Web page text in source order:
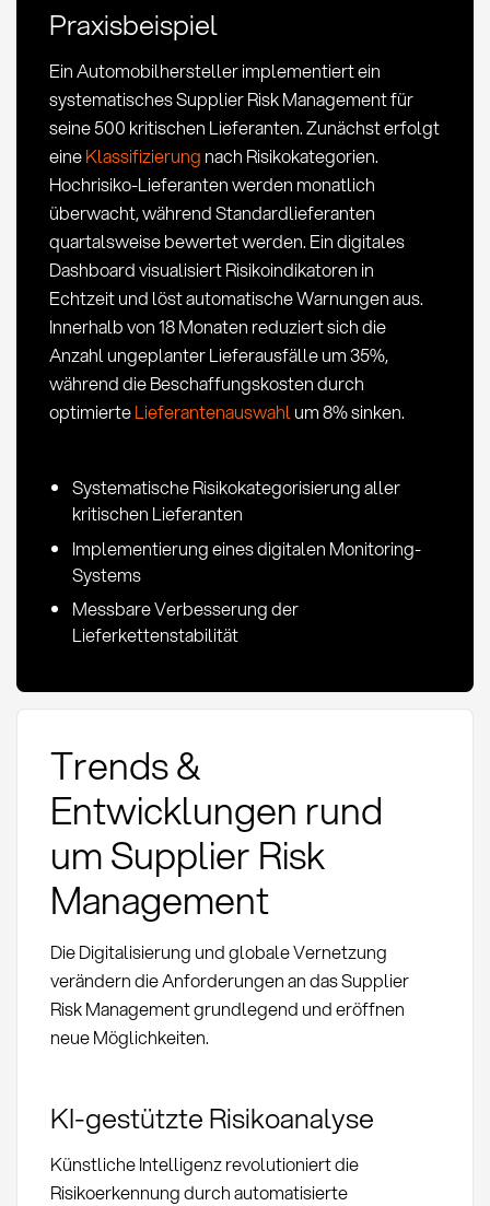
und
KPIs
im
Einkauf
Praxisbeispiel
Ein Automobilhersteller implementiert ein
systematisches Supplier Risk Management für
seine 500 kritischen Lieferanten. Zunächst erfolgt
eineKlassifizierung nach Risikokategorien.
Hochrisiko-Lieferanten werden monatlich
überwacht, während Standardlieferanten
quartalsweise bewertet werden. Ein digitales
Dashboard visualisiert Risikoindikatoren in
Echtzeit und löst automatische Warnungen aus.
Innerhalb von 18 Monaten reduziert sich die
Anzahl ungeplanter Lieferausfälle um 35%,
während die Beschaffungskosten durch
optimierteLieferantenauswahlum 8% sinken.
Systematische Risikokategorisierung aller
kritischen Lieferanten
Implementierung eines digitalen Monitoring-
Systems
Messbare Verbesserung der
Lieferkettenstabilität
Trends &
Entwicklungen rund
um Supplier Risk
Management
Die Digitalisierung und globale Vernetzung
verändern die Anforderungen an das Supplier
Risk Management grundlegend und eröffnen
neue Möglichkeiten.
KI-gestützte Risikoanalyse
Künstliche Intelligenz revolutioniert die
Risikoerkennung durch automatisierte